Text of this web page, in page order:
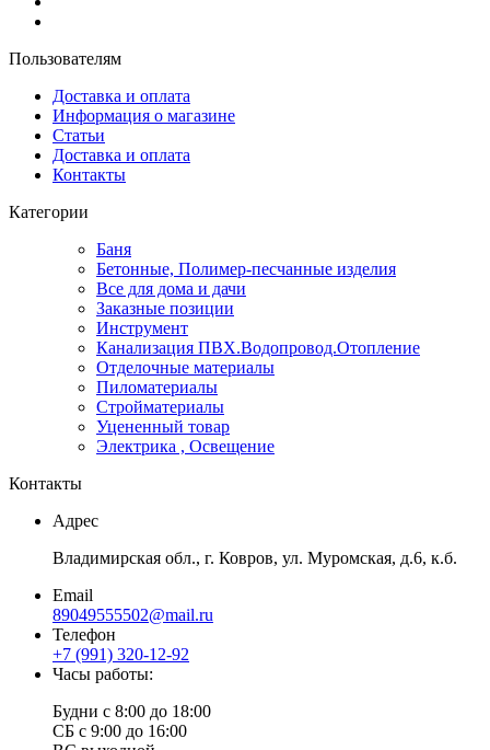
Пользователям
Доставка и оплата
Информация о магазине
Статьи
Доставка и оплата
Контакты
Категории
Баня
Бетонные, Полимер-песчанные изделия
Все для дома и дачи
Заказные позиции
Инструмент
Канализация ПВХ.Водопровод.Отопление
Отделочные материалы
Пиломатериалы
Стройматериалы
Уцененный товар
Электрика , Освещение
Контакты
Адрес
Владимирская обл., г. Ковров, ул. Муромская, д.6, к.б.
Email
89049555502@mail.ru
Телефон
+7 (991) 320-12-92
Часы работы:
Будни с 8:00 до 18:00
СБ с 9:00 до 16:00